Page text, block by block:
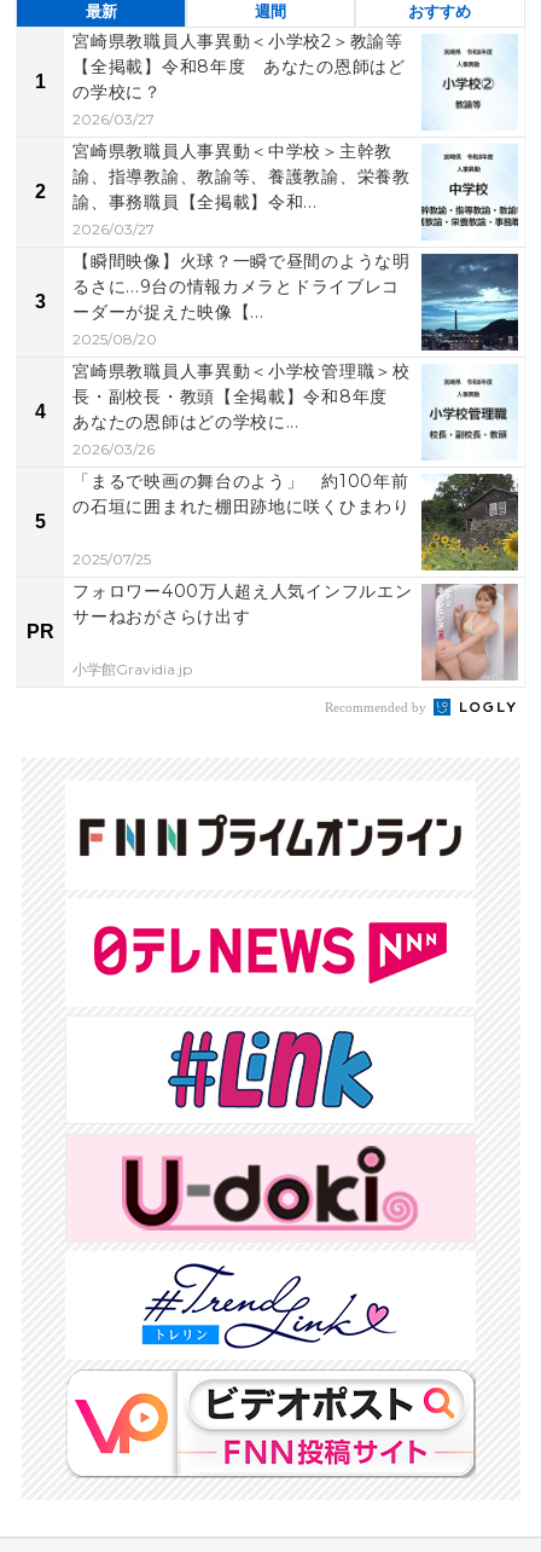
最新 週間 おすすめ
1
宮崎県教職員人事異動＜小学校2＞教諭等
【全掲載】令和8年度 あなたの恩師はど
の学校に？
2026/03/27
2
宮崎県教職員人事異動＜中学校＞主幹教
諭、指導教諭、教諭等、養護教諭、栄養教
諭、事務職員【全掲載】令和...
2026/03/27
3
【瞬間映像】火球？一瞬で昼間のような明
るさに...9台の情報カメラとドライブレコ
ーダーが捉えた映像【...
2025/08/20
4
宮崎県教職員人事異動＜小学校管理職＞校
長・副校長・教頭【全掲載】令和8年度
あなたの恩師はどの学校に...
2026/03/26
5
「まるで映画の舞台のよう」 約100年前
の石垣に囲まれた棚田跡地に咲くひまわり
2025/07/25
PR
フォロワー400万人超え人気インフルエン
サーねおがさらけ出す
小学館Gravidia.jp
Recommended by